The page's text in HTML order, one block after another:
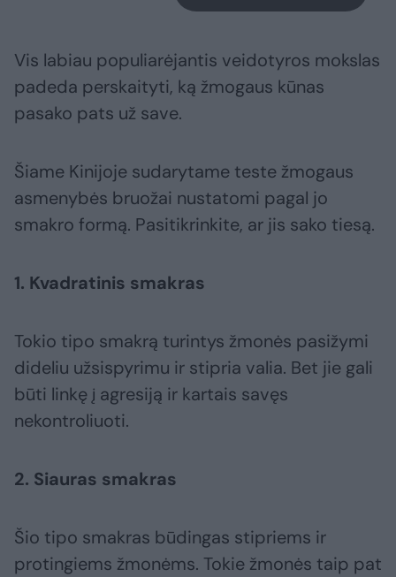
Vis labiau populiarėjantis veidotyros mokslas
padeda perskaityti, ką žmogaus kūnas
pasako pats už save.
Šiame Kinijoje sudarytame teste žmogaus
asmenybės bruožai nustatomi pagal jo
smakro formą. Pasitikrinkite, ar jis sako tiesą.
1. Kvadratinis smakras
Tokio tipo smakrą turintys žmonės pasižymi
dideliu užsispyrimu ir stipria valia. Bet jie gali
būti linkę į agresiją ir kartais savęs
nekontroliuoti.
2. Siauras smakras
Šio tipo smakras būdingas stipriems ir
protingiems žmonėms. Tokie žmonės taip pat